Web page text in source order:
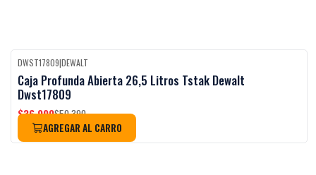
-27%OFF
DWST17809|DEWALT
Caja Profunda Abierta 26,5 Litros Tstak Dewalt
Dwst17809
$36.990$50.390
AGREGAR AL CARRO